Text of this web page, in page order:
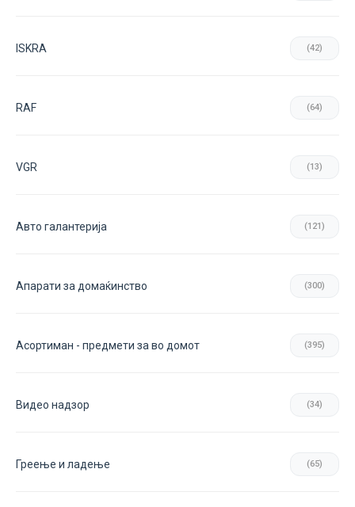
ISKRA (42)
RAF (64)
VGR (13)
Авто галантерија (121)
Апарати за домаќинство (300)
Асортиман - предмети за во домот (395)
Видео надзор (34)
Греење и ладење (65)